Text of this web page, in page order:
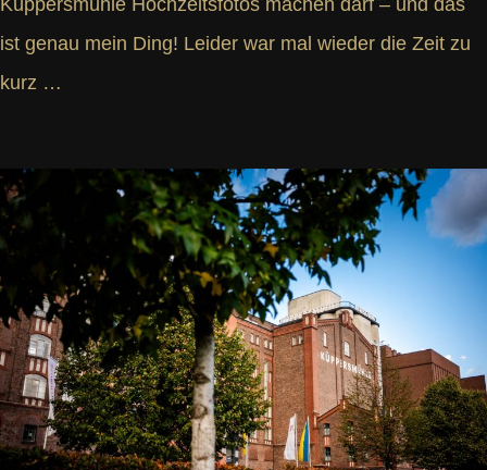
Küppersmühle Hochzeitsfotos machen darf – und das
ist genau mein Ding! Leider war mal wieder die Zeit zu
kurz …